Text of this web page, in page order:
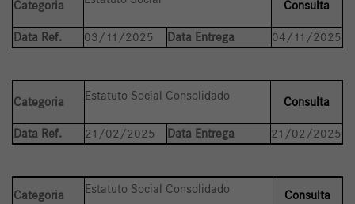
Categoria Consulta
Data Ref. 03/11/2025 Data Entrega 04/11/2025
Categoria Estatuto Social Consolidado Consulta
Data Ref. 21/02/2025 Data Entrega 21/02/2025
Categoria Estatuto Social Consolidado Consulta